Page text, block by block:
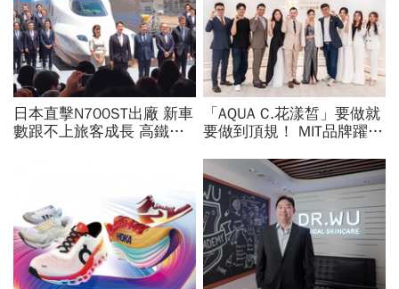
日本直擊N700ST出廠 新車
數跟不上旅客成長 高鐵遇3
「AQUA C.花漾皙」要做就
要做到頂規！ MIT品牌躍上
美業生醫新高度